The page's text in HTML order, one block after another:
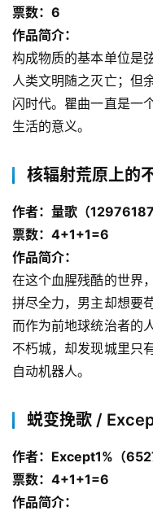
票数：6
作品简介：
构成物质的基本单位是
人类文明随之灭亡；但
闪时代。瞿曲一直是一
生活的意义。
核辐射荒原上的
作者：量歌（
票数：4+1+1=6
作品简介：
在这个血腥残酷的世界
拼尽全力，男主却想要
而作为前地球统治者的
不朽城，却发现城里只
自动机器人。
蜕变挽歌 /
作者：Except1%（
票数：4+1+1=6
作品简介：